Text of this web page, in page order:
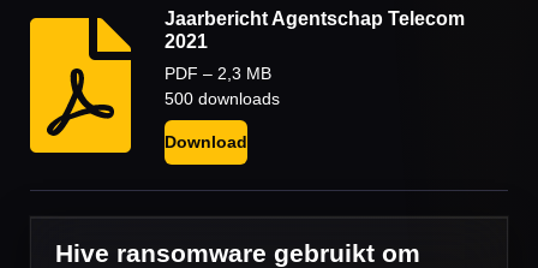
Jaarbericht Agentschap Telecom
2021
PDF – 2,3 MB
500 downloads
Download
Hive ransomware gebruikt om